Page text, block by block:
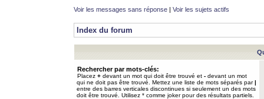
Voir les messages sans réponse | Voir les sujets actifs
Index du forum
Rechercher par mots-clés:
Placez + devant un mot qui doit être trouvé et - devant un mot
qui ne doit pas être trouvé. Mettez une liste de mots séparés par|
entre des barres verticales discontinues si seulement un des mots
doit être trouvé. Utilisez * comme joker pour des résultats partiels.